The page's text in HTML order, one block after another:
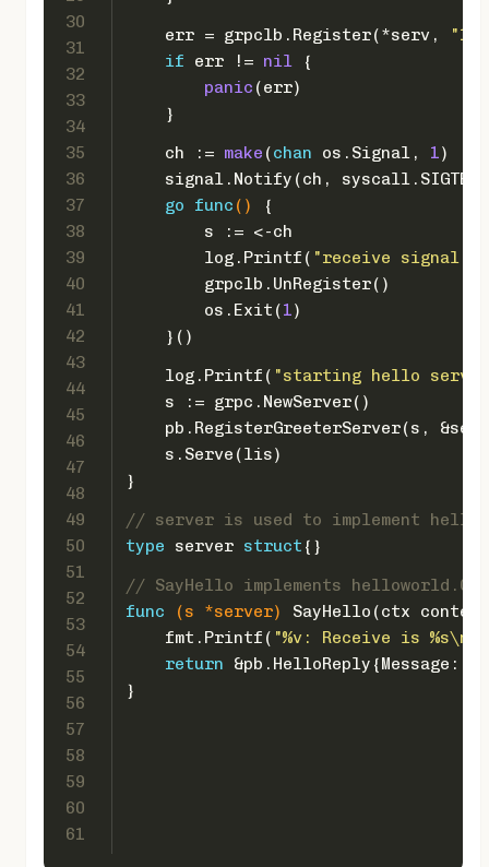
30
31
32
33
34
35
36
37
38
39
40
41
42
43
44
45
46
47
48
49
50
51
52
53
54
55
56
57
58
59
60
61
    err = grpclb.Register(*serv,
if err != nil {
panic (err)
    }
    ch :=
make (chan os.Signal, 1)
signal.Notify(ch,
go
func ()
{
        s := <-ch
        log.Printf(
"receive signal
        grpclb.UnRegister()
        os.Exit(
1)
    }()
    log.Printf(
"starting hello
    s := grpc.NewServer()
pb.RegisterGreeterServer(s,
    s.Serve(lis)
}
// server is used to implement
type server struct {}
// SayHello implements
func
(s *server)
SayHello(ctx
    fmt.Printf(
"%v: Receive is %s\n"
return &pb.HelloReply{Message:
}